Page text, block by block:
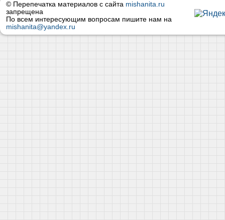
© Перепечатка материалов с сайта mishanita.ru
запрещена
По всем интересующим вопросам пишите нам на
mishanita@yandex.ru